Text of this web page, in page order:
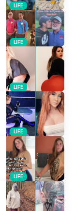
LIFE
LIFE
LIFE
LIFE
LIFE